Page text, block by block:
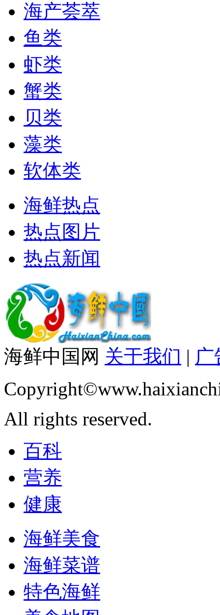
海产荟萃
鱼类
虾类
蟹类
贝类
藻类
软体类
海鲜热点
热点图片
热点新闻
海鲜中国网 关于我们 | 广
All rights reserved.
百科
营养
健康
海鲜美食
海鲜菜谱
特色海鲜